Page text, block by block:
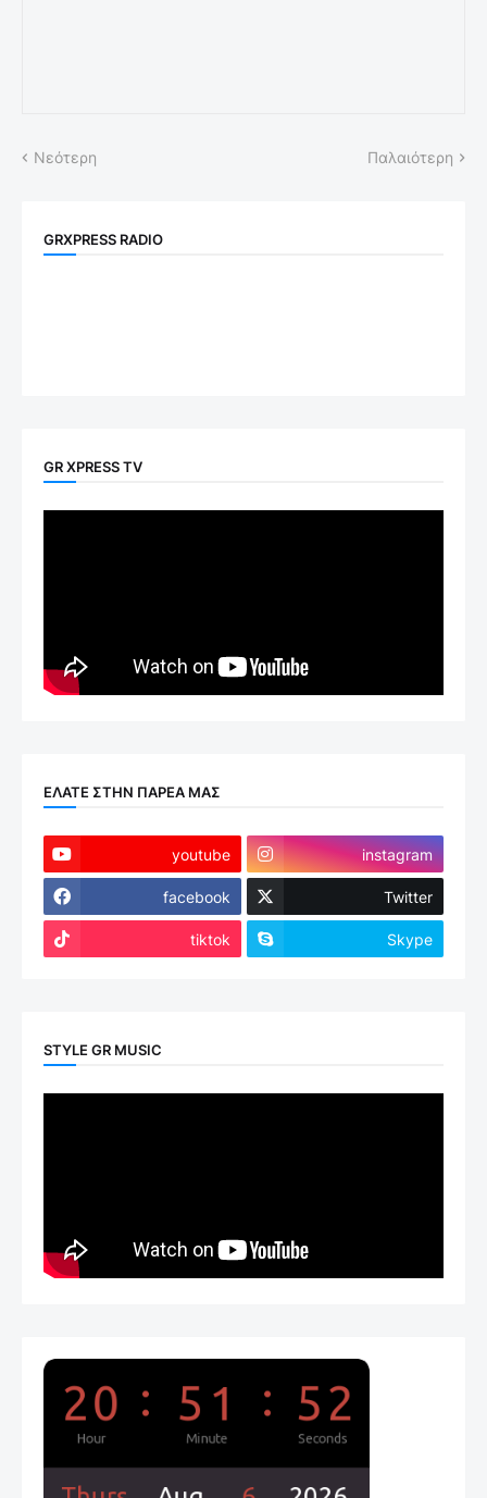
Νεότερη Παλαιότερη
GRXPRESS RADIO
GR XPRESS TV
ΕΛΑΤΕ ΣΤΗΝ ΠΑΡΕΑ ΜΑΣ
youtube instagram
facebook Twitter
tiktok Skype
STYLE GR MUSIC